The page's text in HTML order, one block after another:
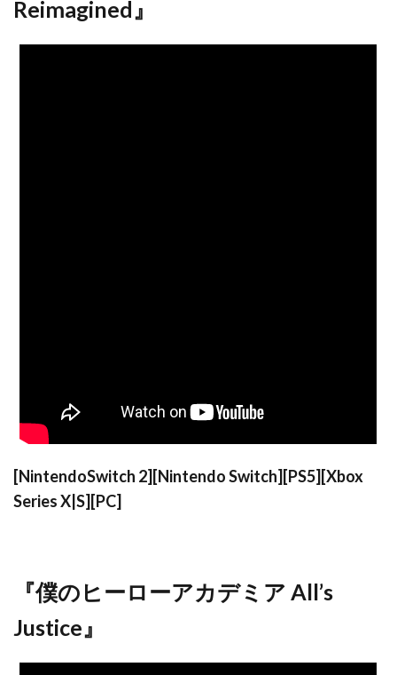
Reimagined』
[NintendoSwitch 2][Nintendo Switch][PS5][Xbox
Series X|S][PC]
『僕のヒーローアカデミア All’s
Justice』